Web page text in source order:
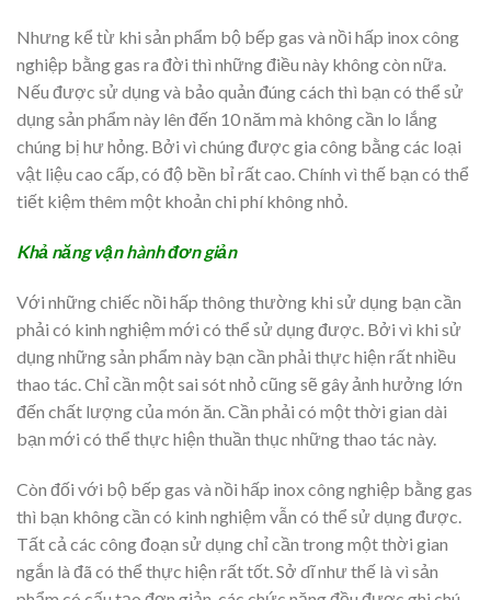
Nhưng kể từ khi sản phẩm bộ bếp gas và nồi hấp inox công
nghiệp bằng gas ra đời thì những điều này không còn nữa.
Nếu được sử dụng và bảo quản đúng cách thì bạn có thể sử
dụng sản phẩm này lên đến 10 năm mà không cần lo lắng
chúng bị hư hỏng. Bởi vì chúng được gia công bằng các loại
vật liệu cao cấp, có độ bền bỉ rất cao. Chính vì thế bạn có thể
tiết kiệm thêm một khoản chi phí không nhỏ.
Khả năng vận hành đơn giản
Với những chiếc nồi hấp thông thường khi sử dụng bạn cần
phải có kinh nghiệm mới có thể sử dụng được. Bởi vì khi sử
dụng những sản phẩm này bạn cần phải thực hiện rất nhiều
thao tác. Chỉ cần một sai sót nhỏ cũng sẽ gây ảnh hưởng lớn
đến chất lượng của món ăn. Cần phải có một thời gian dài
bạn mới có thể thực hiện thuần thục những thao tác này.
Còn đối với bộ bếp gas và nồi hấp inox công nghiệp bằng gas
thì bạn không cần có kinh nghiệm vẫn có thể sử dụng được.
Tất cả các công đoạn sử dụng chỉ cần trong một thời gian
ngắn là đã có thể thực hiện rất tốt. Sở dĩ như thế là vì sản